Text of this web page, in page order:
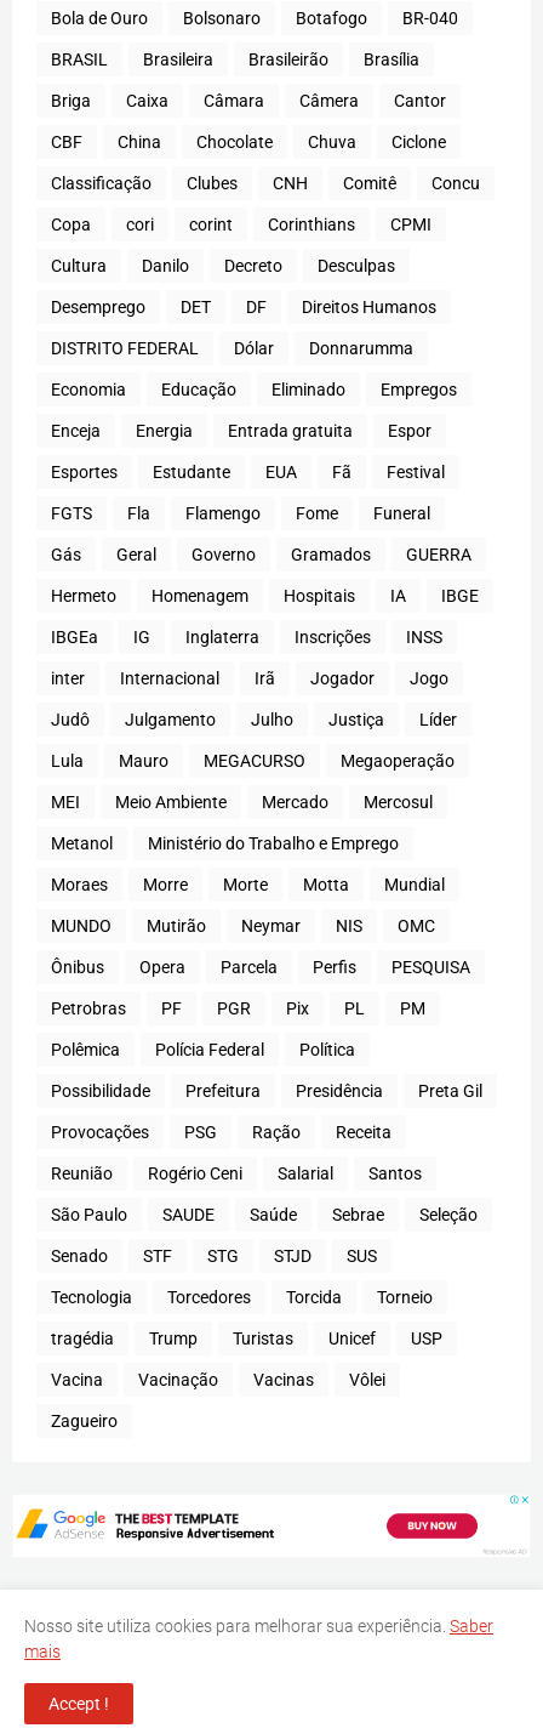
Bola de Ouro Bolsonaro Botafogo BR-040
BRASIL Brasileira Brasileirão Brasília
Briga Caixa Câmara Câmera Cantor
CBF China Chocolate Chuva Ciclone
Classificação Clubes CNH Comitê Concu
Copa cori corint Corinthians CPMI
Cultura Danilo Decreto Desculpas
Desemprego DET DF Direitos Humanos
DISTRITO FEDERAL Dólar Donnarumma
Economia Educação Eliminado Empregos
Enceja Energia Entrada gratuita Espor
Esportes Estudante EUA Fã Festival
FGTS Fla Flamengo Fome Funeral
Gás Geral Governo Gramados GUERRA
Hermeto Homenagem Hospitais IA IBGE
IBGEa IG Inglaterra Inscrições INSS
inter Internacional Irã Jogador Jogo
Judô Julgamento Julho Justiça Líder
Lula Mauro MEGACURSO Megaoperação
MEI Meio Ambiente Mercado Mercosul
Metanol Ministério do Trabalho e Emprego
Moraes Morre Morte Motta Mundial
MUNDO Mutirão Neymar NIS OMC
Ônibus Opera Parcela Perfis PESQUISA
Petrobras PF PGR Pix PL PM
Polêmica Polícia Federal Política
Possibilidade Prefeitura Presidência Preta Gil
Provocações PSG Ração Receita
Reunião Rogério Ceni Salarial Santos
São Paulo SAUDE Saúde Sebrae Seleção
Senado STF STG STJD SUS
Tecnologia Torcedores Torcida Torneio
tragédia Trump Turistas Unicef USP
Vacina Vacinação Vacinas Vôlei
Zagueiro
Jornal Eixo Digital - Todos os Direitos Reservados
Nosso site utiliza cookies para melhorar sua experiência. Saber
mais
Accept !